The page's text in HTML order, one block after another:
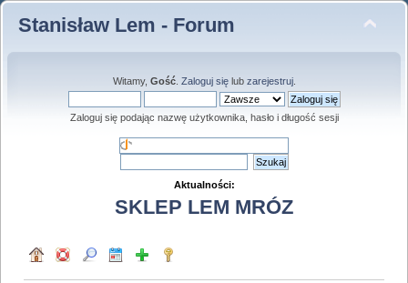
Stanisław Lem - Forum
Witamy, Gość. Zaloguj sięlub zarejestruj.
Zaloguj się podając nazwę użytkownika, hasło i długość sesji
Aktualności:
SKLEP LEM MRÓZ